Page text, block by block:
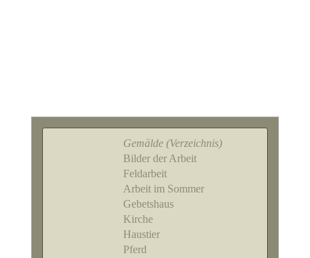
Gemälde (Verzeichnis)
Bilder der Arbeit
Feldarbeit
Arbeit im Sommer
Gebetshaus
Kirche
Haustier
Pferd